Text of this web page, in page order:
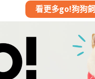
看更多go!狗狗